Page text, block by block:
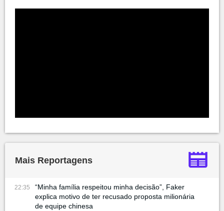
Mais Reportagens
22:35
“Minha família respeitou minha decisão”, Faker
explica motivo de ter recusado proposta milionária
de equipe chinesa